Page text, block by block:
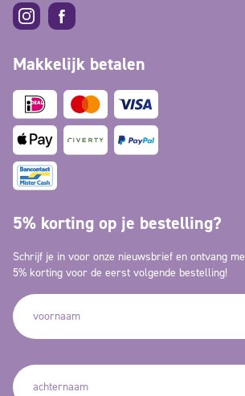
Makkelijk betalen
5% korting op je bestelling?
Schrijf je in voor onze nieuwsbrief en ontvang
5% korting voor de eerst volgende bestelling!